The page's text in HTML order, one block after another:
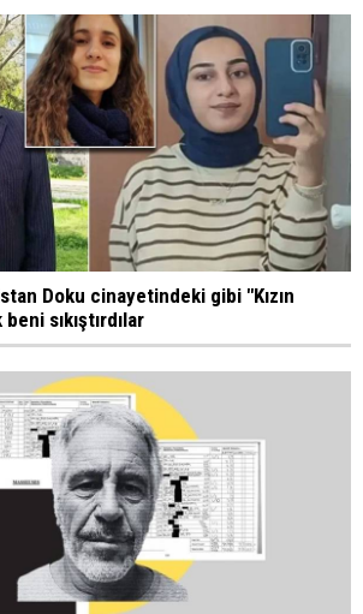
Doku cinayetindeki gibi "Kızın
sıkıştırdılar